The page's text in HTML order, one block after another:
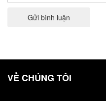
Gói 5dmax là cổng
Gửi bình luận
VỀ CHÚNG TÔI